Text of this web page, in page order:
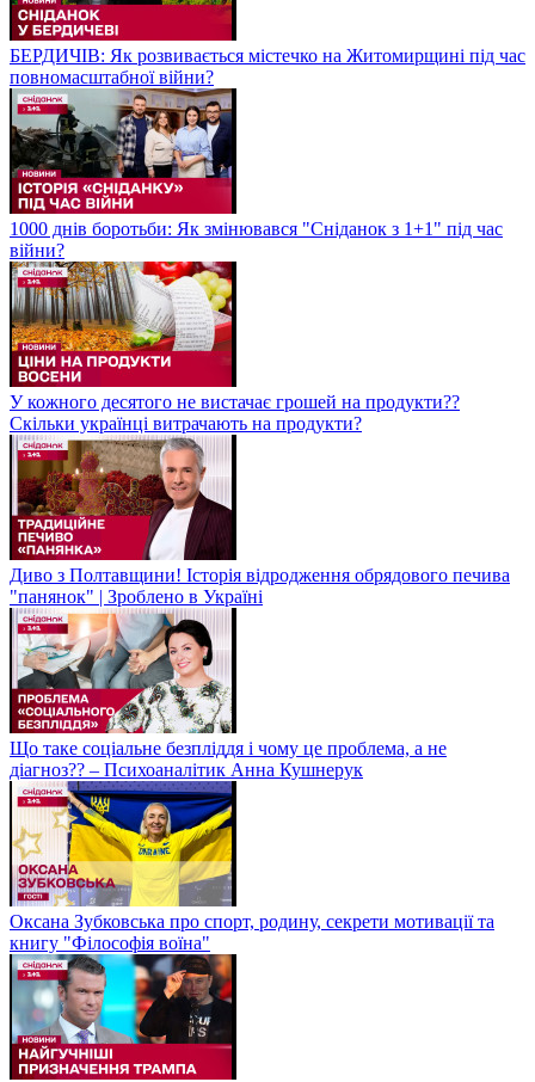
БЕРДИЧІВ: Як розвивається містечко на Житомирщині під час
повномасштабної війни?
1000 днів боротьби: Як змінювався "Сніданок з 1+1" під час
війни?
У кожного десятого не вистачає грошей на продукти??
Скільки українці витрачають на продукти?
Диво з Полтавщини! Історія відродження обрядового печива
"панянок" | Зроблено в Україні
Що таке соціальне безпліддя і чому це проблема, а не
діагноз?? – Психоаналітик Анна Кушнерук
Оксана Зубковська про спорт, родину, секрети мотивації та
книгу "Філософія воїна"